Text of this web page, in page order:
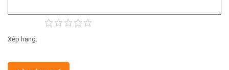
Xếp hạng: